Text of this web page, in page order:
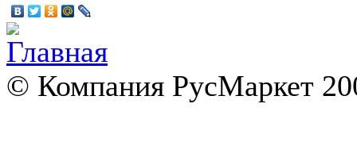
© Компания РусМаркет